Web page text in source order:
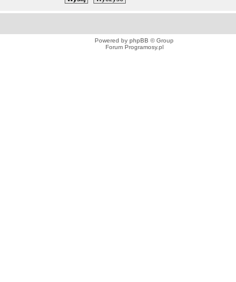
Powered by phpBB © Group
Forum Programosy.pl